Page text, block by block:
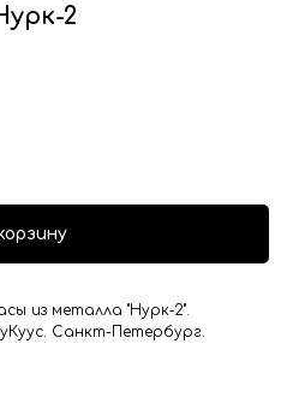
2
из металла "Нурк-2".
Санкт-Петербург.